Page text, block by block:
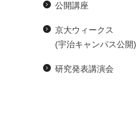
公開講座
京大ウィークス
(宇治キャンパス公開)
研究発表講演会